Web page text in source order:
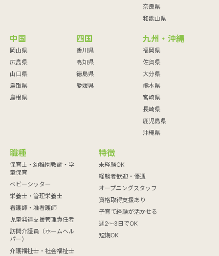
奈良県
和歌山県
中国
岡山県
広島県
山口県
鳥取県
島根県
四国
香川県
高知県
徳島県
愛媛県
九州・沖縄
福岡県
佐賀県
大分県
熊本県
宮崎県
長崎県
鹿児島県
沖縄県
職種
保育士・幼稚園教諭・学
童保育
ベビーシッター
栄養士・管理栄養士
看護師・准看護師
児童発達支援管理責任者
訪問介護員（ホームヘル
パー）
介護福祉士・社会福祉士
特徴
未経験OK
経験者歓迎・優遇
オープニングスタッフ
資格取得支援あり
子育て経験が活かせる
週2～3日でOK
短期OK